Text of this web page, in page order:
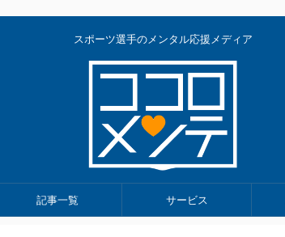
スポーツ選手のメンタル応援メディア
記事一覧 サービス